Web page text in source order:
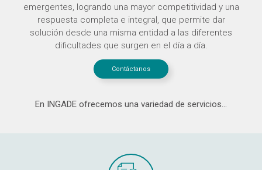
emergentes, logrando una mayor competitividad y una
respuesta completa e integral, que permite dar
solución desde una misma entidad a las diferentes
dificultades que surgen en el día a día.
Contáctanos
En INGADE ofrecemos una variedad de servicios…